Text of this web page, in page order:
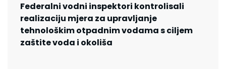
Federalni vodni inspektori kontrolisali
realizaciju mjera za upravljanje
tehnološkim otpadnim vodama s ciljem
zaštite voda i okoliša